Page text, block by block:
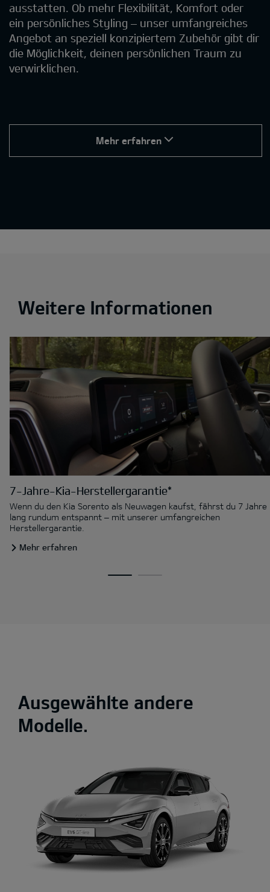
ausstatten. Ob mehr Flexibilität, Komfort oder
ein persönliches Styling – unser umfangreiches
Angebot an speziell konzipiertem Zubehör gibt dir
die Möglichkeit, deinen persönlichen Traum zu
verwirklichen.
Mehr erfahren
Weitere Informationen
7-Jahre-Kia-Herstellergarantie*
Wenn du den Kia Sorento als Neuwagen kaufst, fährst du 7 Jahre
lang rundum entspannt – mit unserer umfangreichen
Herstellergarantie.
Mehr erfahren
Ausgewählte andere
Modelle.